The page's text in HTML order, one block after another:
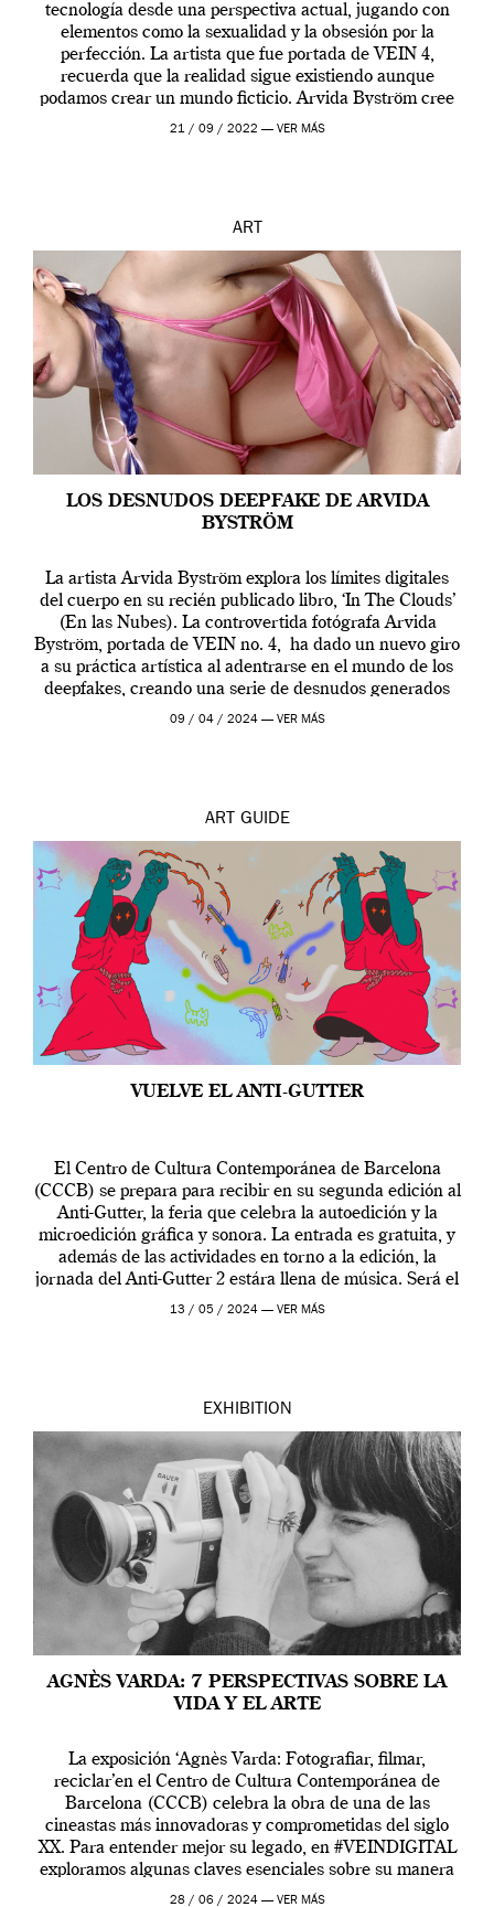
tecnología desde una perspectiva actual, jugando con
elementos como la sexualidad y la obsesión por la
perfección. La artista que fue portada de VEIN 4,
recuerda que la realidad sigue existiendo aunque
podamos crear un mundo ficticio. Arvida Byström cree
que los humanos tienen un complejo […]
21 / 09 / 2022 — VER MÁS
ART
LOS DESNUDOS DEEPFAKE DE ARVIDA
BYSTRÖM
La artista Arvida Byström explora los límites digitales
del cuerpo en su recién publicado libro, ‘In The Clouds’
(En las Nubes). La controvertida fotógrafa Arvida
Byström, portada de VEIN no. 4, ha dado un nuevo giro
a su práctica artística al adentrarse en el mundo de los
deepfakes, creando una serie de desnudos generados
por […]
09 / 04 / 2024 — VER MÁS
ART GUIDE
VUELVE EL ANTI-GUTTER
El Centro de Cultura Contemporánea de Barcelona
(CCCB) se prepara para recibir en su segunda edición al
Anti-Gutter, la feria que celebra la autoedición y la
microedición gráfica y sonora. La entrada es gratuita, y
además de las actividades en torno a la edición, la
jornada del Anti-Gutter 2 estára llena de música. Será el
[…]
13 / 05 / 2024 — VER MÁS
EXHIBITION
AGNÈS VARDA: 7 PERSPECTIVAS SOBRE LA
VIDA Y EL ARTE
La exposición ‘Agnès Varda: Fotografiar, filmar,
reciclar’en el Centro de Cultura Contemporánea de
Barcelona (CCCB) celebra la obra de una de las
cineastas más innovadoras y comprometidas del siglo
XX. Para entender mejor su legado, en #VEINDIGITAL
exploramos algunas claves esenciales sobre su manera
de entender la vida, el cine y el arte contemporáneo.
28 / 06 / 2024 — VER MÁS